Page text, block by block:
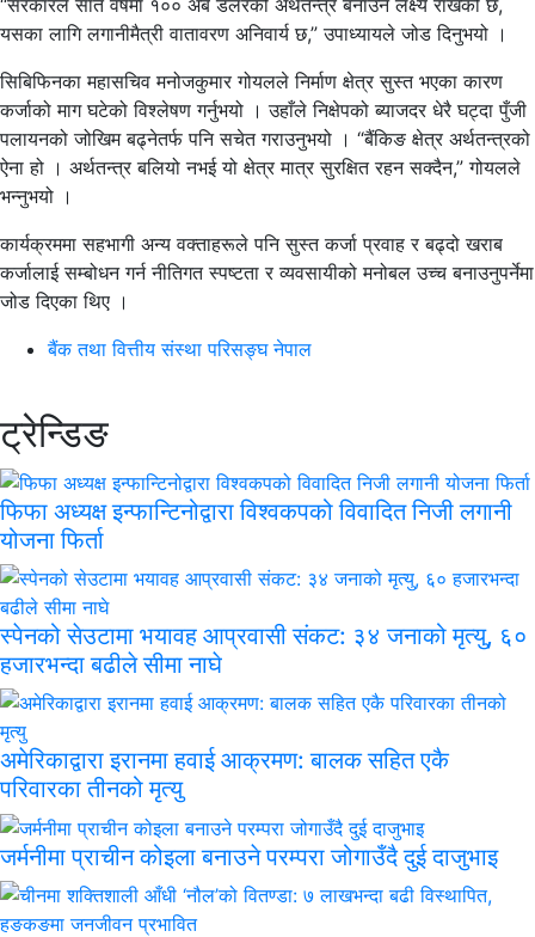
“सरकारले सात वर्षमा १०० अर्ब डलरको अर्थतन्त्र बनाउने लक्ष्य राखेको छ,
यसका लागि लगानीमैत्री वातावरण अनिवार्य छ,” उपाध्यायले जोड दिनुभयो ।
सिबिफिनका महासचिव मनोजकुमार गोयलले निर्माण क्षेत्र सुस्त भएका कारण
कर्जाको माग घटेको विश्लेषण गर्नुभयो । उहाँले निक्षेपको ब्याजदर धेरै घट्दा पुँजी
पलायनको जोखिम बढ्नेतर्फ पनि सचेत गराउनुभयो । “बैंकिङ क्षेत्र अर्थतन्त्रको
ऐना हो । अर्थतन्त्र बलियो नभई यो क्षेत्र मात्र सुरक्षित रहन सक्दैन,” गोयलले
भन्नुभयो ।
कार्यक्रममा सहभागी अन्य वक्ताहरूले पनि सुस्त कर्जा प्रवाह र बढ्दो खराब
कर्जालाई सम्बोधन गर्न नीतिगत स्पष्टता र व्यवसायीको मनोबल उच्च बनाउनुपर्नेमा
जोड दिएका थिए ।
बैंक तथा वित्तीय संस्था परिसङ्घ नेपाल
ट्रेन्डिङ
फिफा अध्यक्ष इन्फान्टिनोद्वारा विश्वकपको विवादित निजी लगानी
योजना फिर्ता
स्पेनको सेउटामा भयावह आप्रवासी संकट: ३४ जनाको मृत्यु, ६०
हजारभन्दा बढीले सीमा नाघे
अमेरिकाद्वारा इरानमा हवाई आक्रमण: बालक सहित एकै
परिवारका तीनको मृत्यु
जर्मनीमा प्राचीन कोइला बनाउने परम्परा जोगाउँदै दुई दाजुभाइ